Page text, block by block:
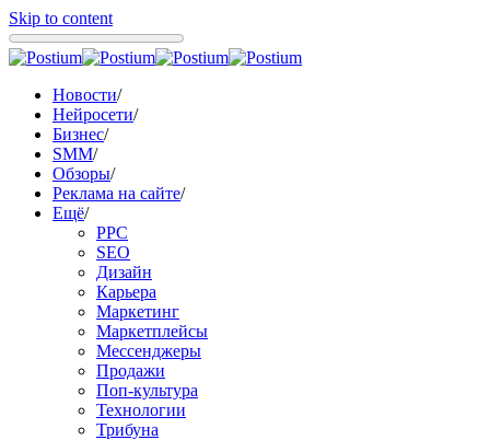
Skip to content
Новости/
Нейросети/
Бизнес/
SMM/
Обзоры/
Реклама на сайте/
Ещё/
PPC
SEO
Дизайн
Карьера
Маркетинг
Маркетплейсы
Мессенджеры
Продажи
Поп-культура
Технологии
Трибуна